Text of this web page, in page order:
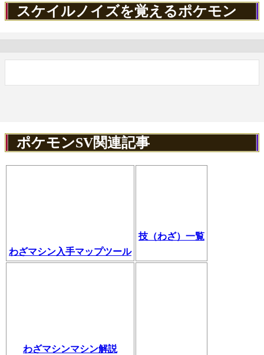
スケイルノイズを覚えるポケモン
ポケモンSV関連記事
わざマシン入手マップツール
技（わざ）一覧
わざマシンマシン解説